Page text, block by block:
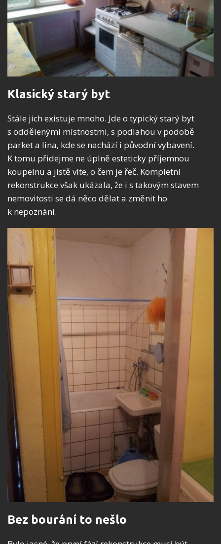
Klasický starý byt
Stále jich existuje mnoho. Jde o typický starý byt
s oddělenými místnostmi, s podlahou v podobě
parket a lina, kde se nachází i původní vybavení.
K tomu přidejme ne úplně esteticky příjemnou
koupelnu a jistě víte, o čem je řeč. Kompletní
rekonstrukce však ukázala, že i s takovým stavem
nemovitosti se dá něco dělat a změnit ho
k nepoznání.
Bez bourání to nešlo